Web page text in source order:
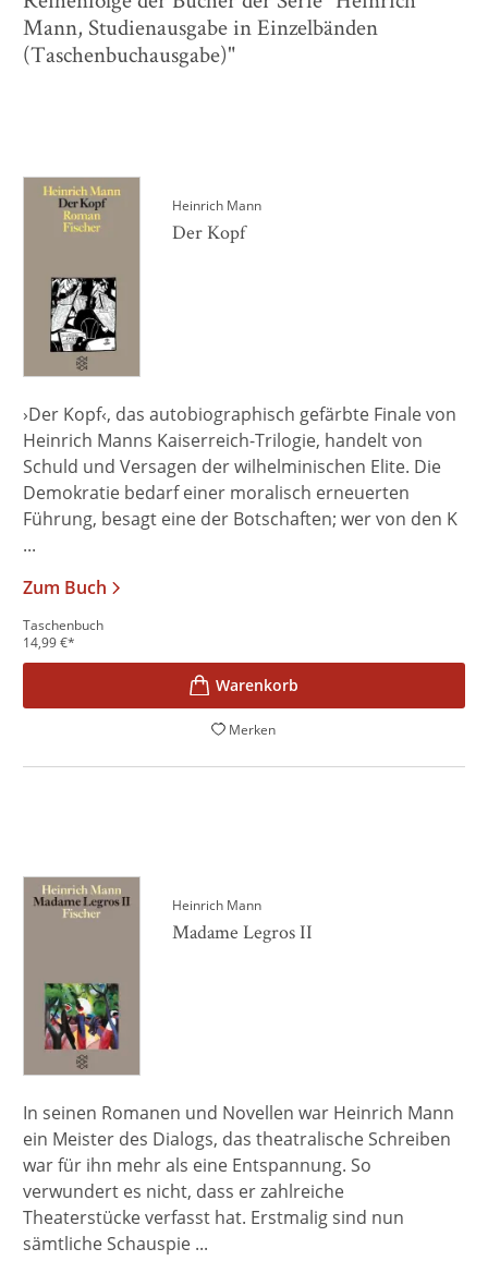
Mann, Studienausgabe in Einzelbänden
(Taschenbuchausgabe)"
Heinrich Mann
Der Kopf
›Der Kopf‹, das autobiographisch gefärbte Finale von
Heinrich Manns Kaiserreich-Trilogie, handelt von
Schuld und Versagen der wilhelminischen Elite. Die
Demokratie bedarf einer moralisch erneuerten
Führung, besagt eine der Botschaften; wer von den K
...
Zum Buch
Taschenbuch
14,99€*
Merken
Heinrich Mann
Madame Legros II
In seinen Romanen und Novellen war Heinrich Mann
ein Meister des Dialogs, das theatralische Schreiben
war für ihn mehr als eine Entspannung. So
verwundert es nicht, dass er zahlreiche
Theaterstücke verfasst hat. Erstmalig sind nun
sämtliche Schauspie ...